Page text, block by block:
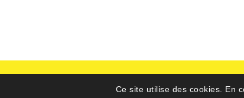
Ce site utilise des cookies. En
Intérieurs 2025 © All Rights Reserved